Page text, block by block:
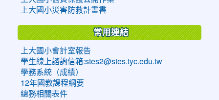
上大國小災害防救計畫書
常用連結
上大國小會計室報告
學生線上諮詢信箱:stes2@stes.tyc.edu.tw
學務系統（成績）
12年國教課程綱要
總務相關表件